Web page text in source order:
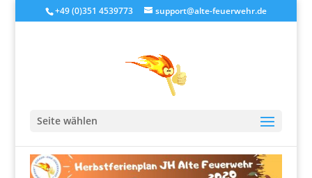
+49 (0)351 4539773 support@alte-feuerwehr.de
Seite wählen